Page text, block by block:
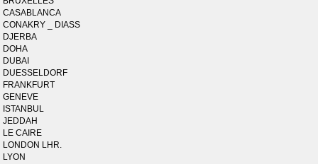
CASABLANCA
CONAKRY _ DIASS
DJERBA
DOHA
DUBAI
DUESSELDORF
FRANKFURT
GENEVE
ISTANBUL
JEDDAH
LE CAIRE
LONDON LHR.
LYON